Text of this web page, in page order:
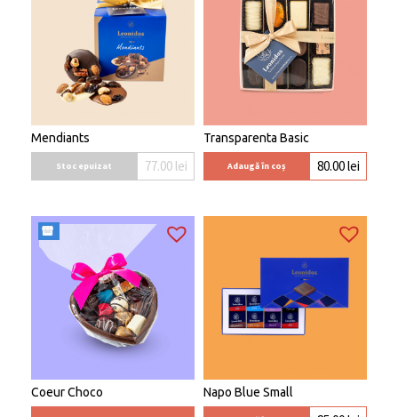
Mendiants
Stoc epuizat 77.00 lei
Transparenta Basic
Adaugă în coș 80.00lei
Coeur Choco Napo Blue Small